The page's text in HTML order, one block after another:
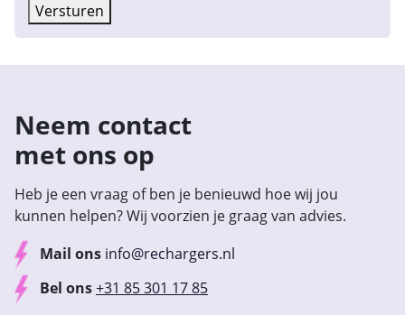
Versturen
Neem contact
met ons op
Heb je een vraag of ben je benieuwd hoe wij jou
kunnen helpen? Wij voorzien je graag van advies.
Mail ons info@rechargers.nl
Bel ons+31 85 301 17 85